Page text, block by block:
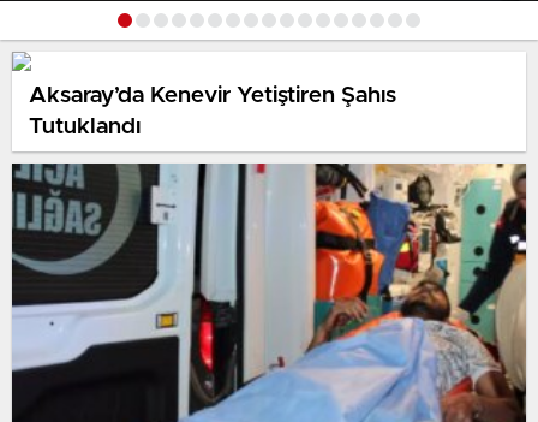
Aksaray’da Kenevir Yetiştiren Şahıs
Tutuklandı